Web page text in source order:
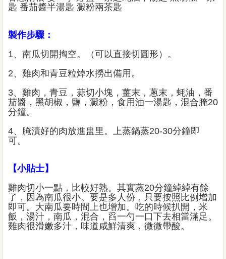
匙 番茄醬半湯匙 澱粉兩茶匙
製作步驟：
1、南瓜切開掏空。（可以直接切圓形）。
2、雞肉和青豆粒焯水撈出備用。
3、雞肉，青豆，蒜切小塊，薑末，蔥末，蚝油，番
茄醬，黑胡椒，鹽，澱粉，食用油一湯匙，混合腌20
分鐘。
4、腌漬好的肉放進盅里。上蒸鍋蒸20-30分鐘即
可。
【小貼士】
雞肉切小一點，比較好熟。其實蒸20分鐘綽綽有餘
了，因為南瓜很小。要是多人份，只要按照比例增加
即可。大南瓜要時間上也增加。吃的時候扒開，米
飯，湯汁，南瓜，混合，舀一勺一口下去相當滿足。
雞肉很滑嫩多汁，味道咸鮮清爽，微微帶酸。